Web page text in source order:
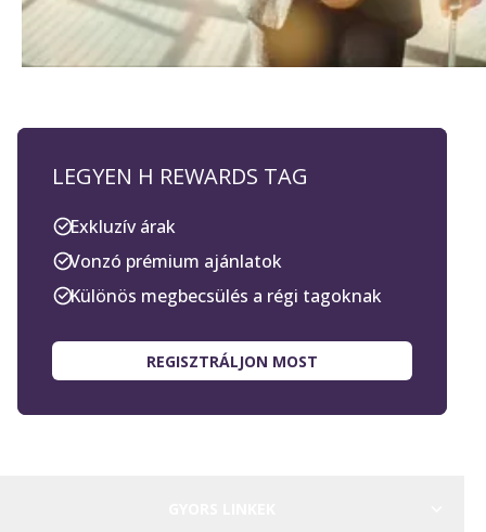
LEGYEN H REWARDS TAG
Exkluzív árak
Vonzó prémium ajánlatok
Különös megbecsülés a régi tagoknak
REGISZTRÁLJON MOST